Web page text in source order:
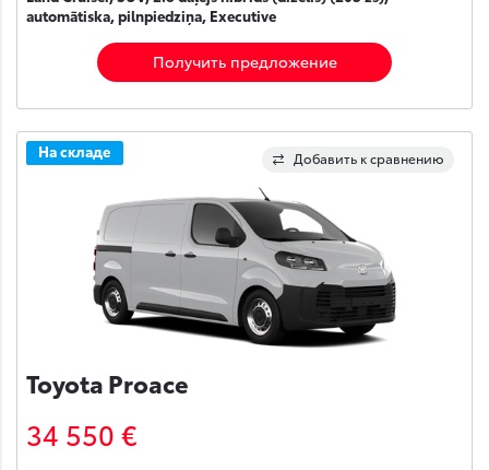
automātiska, pilnpiedziņa, Executive
Получить предложение
Добавить к сравнению
На складе
Toyota Proace
34 550 €